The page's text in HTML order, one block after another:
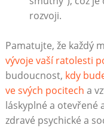
rozvoji.
Pamatujte, že každý
vývoje vaší ratolesti
budoucnost, kdy
ve svých pocitech a
láskyplné a otevřené
zdravé psychické a